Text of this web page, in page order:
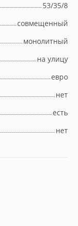
53/35/8
совмещенный
монолитный
на улицу
евро
нет
есть
нет